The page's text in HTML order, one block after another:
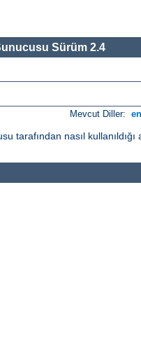
Sürüm 2.4
Mevcut Diller: en
nasıl kullanıldığı